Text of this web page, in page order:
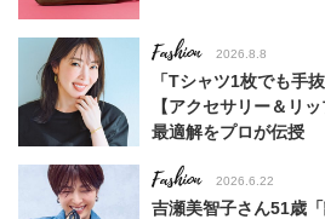
Fashion 2026.8.8
「Tシャツ1枚でも手
【アクセサリー＆リ
最適解をプロが伝授
Fashion 2026.6.22
吉瀬美智子さん51歳